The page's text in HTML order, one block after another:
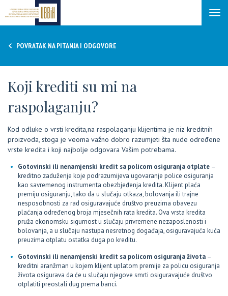
POVRATAK NA PITANJA I ODGOVORE
Koji krediti su mi na
raspolaganju?
Kod odluke o vrsti kredita,na raspolaganju klijentima je niz kreditnih
proizvoda, stoga je veoma važno dobro razumjeti šta nude određene
vrste kredita i koji najbolje odgovara Vašim potrebama.
Gotovinski ili nenamjenski kredit sa policom osiguranja otplate –
kreditno zaduženje koje podrazumijeva ugovaranje police osiguranja
kao savremenog instrumenta obezbjeđenja kredita. Klijent plaća
premiju osiguranju, tako da u slučaju otkaza, bolovanja ili trajne
nesposobnosti za rad osiguravajuće društvo preuzima obavezu
plaćanja određenog broja mjesečnih rata kredita. Ova vrsta kredita
pruža ekonomsku sigurnost u slučaju privremene nezaposlenosti i
bolovanja, a u slučaju nastupa nesretnog događaja, osiguravajuća kuća
preuzima otplatu ostatka duga po kreditu.
Gotovinski ili nenamjenski kredit sa policom osiguranja života –
kreditni aranžman u kojem klijent uplatom premije za policu osiguranja
života osigurava da će u slučaju njegove smrti osiguravajuće društvo
otplatiti preostali dug prema banci.